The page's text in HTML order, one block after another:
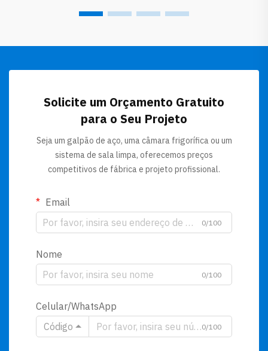
Solicite um Orçamento Gratuito
para o Seu Projeto
Seja um galpão de aço, uma câmara frigorífica ou um
sistema de sala limpa, oferecemos preços
competitivos de fábrica e projeto profissional.
Email
0/100
Nome
0/100
Celular/WhatsApp
Código
0/100